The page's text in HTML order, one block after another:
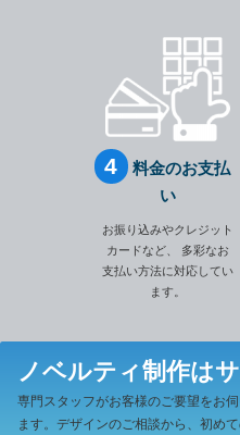
料金のお支払
い
お振り込みやクレジット
カードなど、
多彩なお
支払い方法に対応してい
ます。
ノベルティ制作は
専門スタッフがお客様のご要望をお
ます。 デザインのご相談から、初め